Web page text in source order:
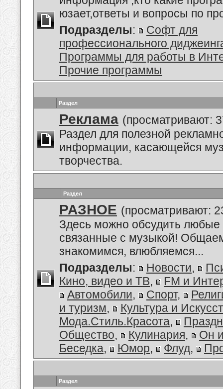
юзает,ответы и вопросы по
Подразделы:
Софт для
профессионального
Программы для работы в
Прочие программы
Раздел
Реклама (просматривают:
Раздел для полезной
информации, касающейся
творчества.
Раздел
РАЗНОЕ (просматривают:
Здесь можно обсудить
связанные с музыкой!
знакомимся, влюбляемся...
Подразделы: Новости,
Кино, видео и ТВ,
FM и
Автомобили, Спорт,
и туризм,
Культура и
Мода.Стиль.Красота,
Общество, Кулинария,
Он
Беседка, Юмор, Флуд,
Раздел